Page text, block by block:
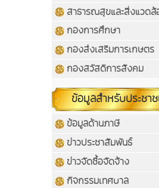
สาธารณสุขและสิ่งแวดล้
กองการศึกษา
กองส่งเสริมการเกษตร
กองสวัสดิการสังคม
ข้อมูลสำหรับประชา
ข้อมูลด้านภาษี
ข่าวประชาสัมพันธ์
ข่าวจัดซื้อจัดจ้าง
กิจกรรมเทศบาล